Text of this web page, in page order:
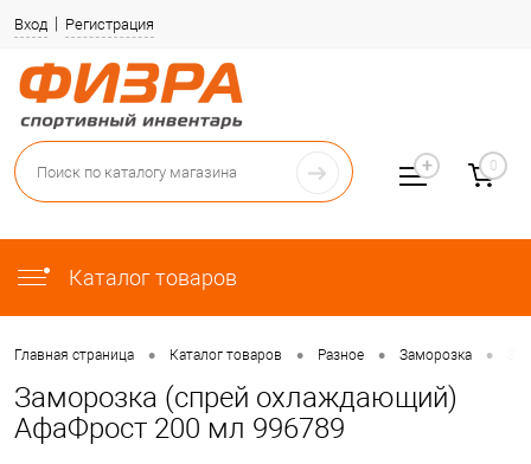
Вход Регистрация
Каталог товаров
0
Главная страница • Каталог товаров • Разное • Заморозка •
Заморозка (спрей охлаждающий)
АфаФрост 200 мл 996789